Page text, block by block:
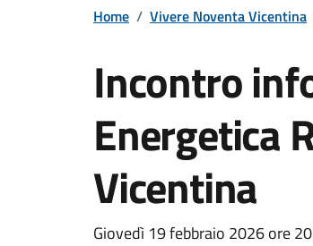
Home / Vivere Noventa Vicentina
Incontro
Energetica
Vicentina
Giovedì 19 febbraio 2026 ore